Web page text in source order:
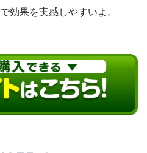
効果を実感しやすいよ。